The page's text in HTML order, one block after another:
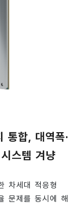
합, 대역폭·
스템 겨냥
차세대 적응형
문제를 동시에 해